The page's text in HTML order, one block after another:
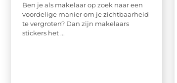
Ben je als makelaar op zoek naar een
voordelige manier om je zichtbaarheid
te vergroten? Dan zijn makelaars
stickers het ...